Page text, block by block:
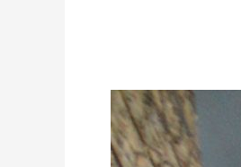
KOLONIA:
BAZYLIKA
ŚW.